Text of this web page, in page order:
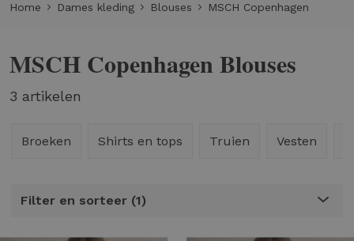
Home Dames kleding Blouses MSCH Copenhagen
MSCH Copenhagen Blouses
3 artikelen
Broeken Shirts en tops Truien Vesten
Filter en sorteer 1